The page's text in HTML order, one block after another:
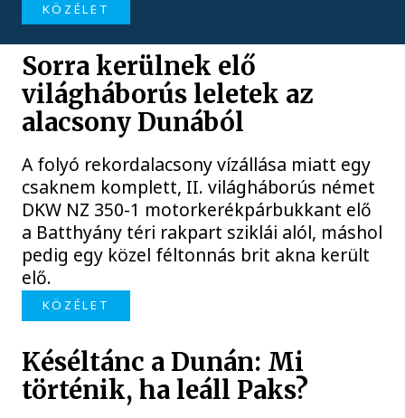
KÖZÉLET
Sorra kerülnek elő
világháborús leletek az
alacsony Dunából
A folyó rekordalacsony vízállása miatt egy
csaknem komplett, II. világháborús német
DKW NZ 350-1 motorkerékpárbukkant elő
a Batthyány téri rakpart sziklái alól, máshol
pedig egy közel féltonnás brit akna került
elő.
KÖZÉLET
Késéltánc a Dunán: Mi
történik, ha leáll Paks?